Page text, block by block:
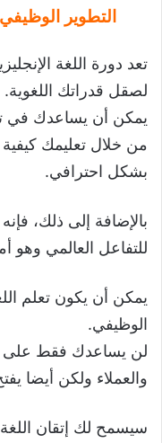
التطوير
تعد دورة اللغة
لصقل قدراتك اللغوية.
يمكن أن يساعدك في
من خلال تعليمك كيفية
بشكل احترافي.
بالإضافة إلى ذلك،
للتفاعل العالمي وهو
يمكن أن يكون تعلم
الوظيفي.
لن يساعدك فقط على
والعملاء ولكن أيضا
سيسمح لك إتقان اللغة